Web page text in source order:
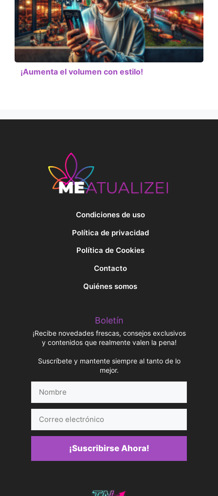
¡Aumenta el volumen con estilo!
Condiciones de uso
Política de privacidad
Política de Cookies
Contacto
Quiénes somos
Boletín
¡Recibe novedades frescas, consejos exclusivos
y contenidos que realmente valen la pena!
Suscríbete y mantente siempre al tanto de lo
mejor.
electrónico
¡Suscribirse Ahora!